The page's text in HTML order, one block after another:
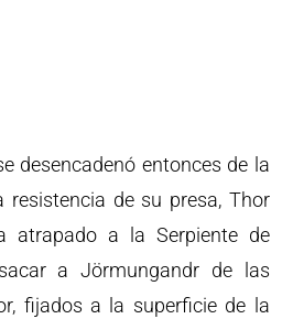
desencadenó entonces de la
de su presa, Thor
atrapado a la Serpiente de
a Jörmungandr de las
fijados a la superficie de la